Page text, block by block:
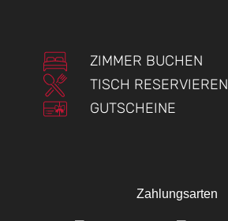
ZIMMER BUCHEN
TISCH RESERVIEREN
GUTSCHEINE
Zahlungsarten